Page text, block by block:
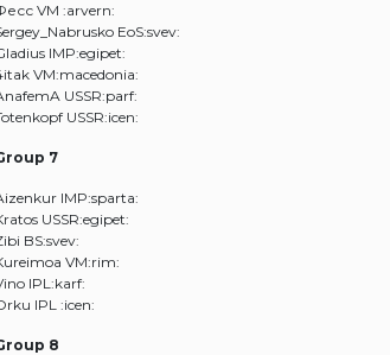
VM :arvern:
EoS:svev:
IMP:egipet:
VM:macedonia:
USSR:parf:
USSR:icen:
7
IMP:sparta:
USSR:egipet:
BS:svev:
VM:rim:
IPL:karf:
IPL :icen:
8